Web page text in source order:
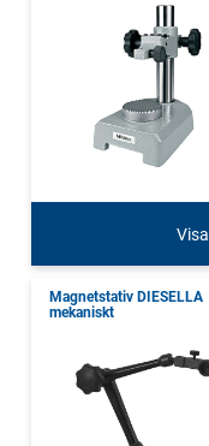
Visa
Magnetstativ DIESELLA
mekaniskt